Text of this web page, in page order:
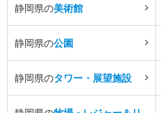
静岡県の美術館
静岡県の公園
静岡県のタワー・展望施設